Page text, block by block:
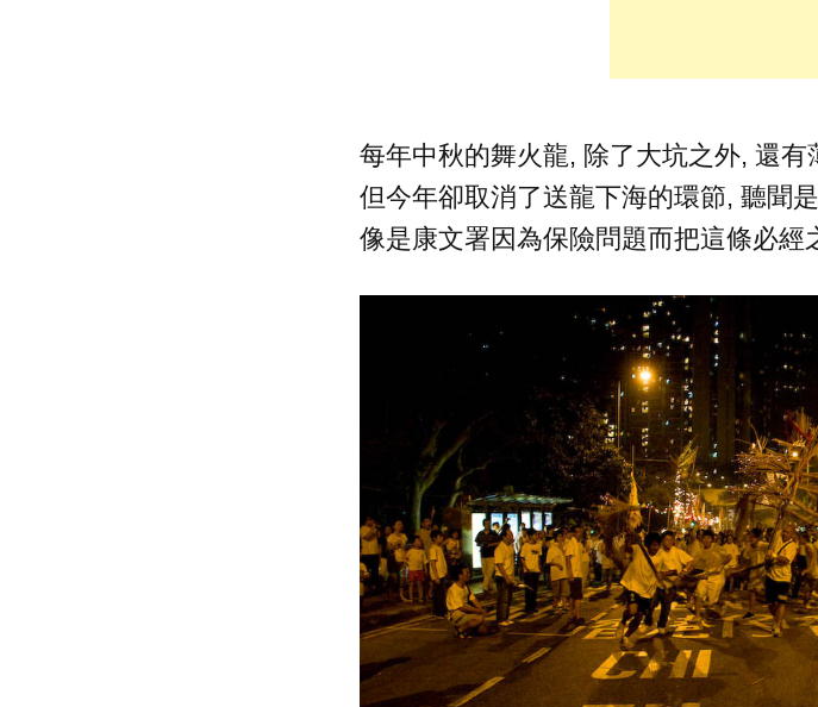
每年中秋的舞火龍, 除了大坑之外, 還
但今年卻取消了送龍下海的環節, 聽聞
像是康文署因為保險問題而把這條必經